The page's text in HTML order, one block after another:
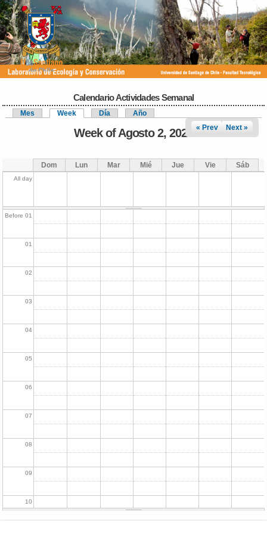
Pasar al
contenido
principal
Calendario Actividades Semanal
Solapas principales
Mes Week (solapa activa)
Día Año
Week of Agosto 2, 2026 « Prev Next »
Dom Lun Mar Mié Jue Vie Sáb
All day
Before 01
01
02
03
04
05
06
07
08
09
10